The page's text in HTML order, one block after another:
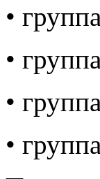
•
•
•
•